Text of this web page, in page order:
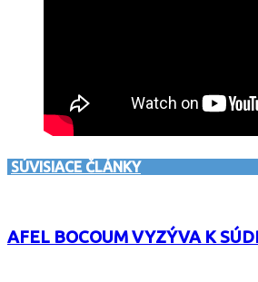
SÚVISIACE ČLÁNKY
AFEL BOCOUM VYZÝVA K